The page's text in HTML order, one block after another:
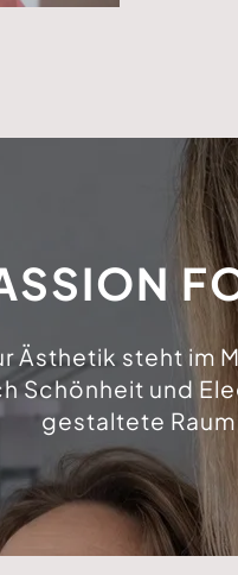
Ästhetik steht im
Schönheit und
gestaltete